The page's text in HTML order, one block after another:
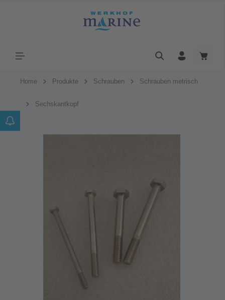
Home Produkte Schrauben Schrauben metrisch
Sechskantkopf